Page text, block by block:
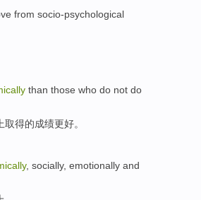
from socio-psychological
than those who do not do
取得的成绩更好。
, socially, emotionally and